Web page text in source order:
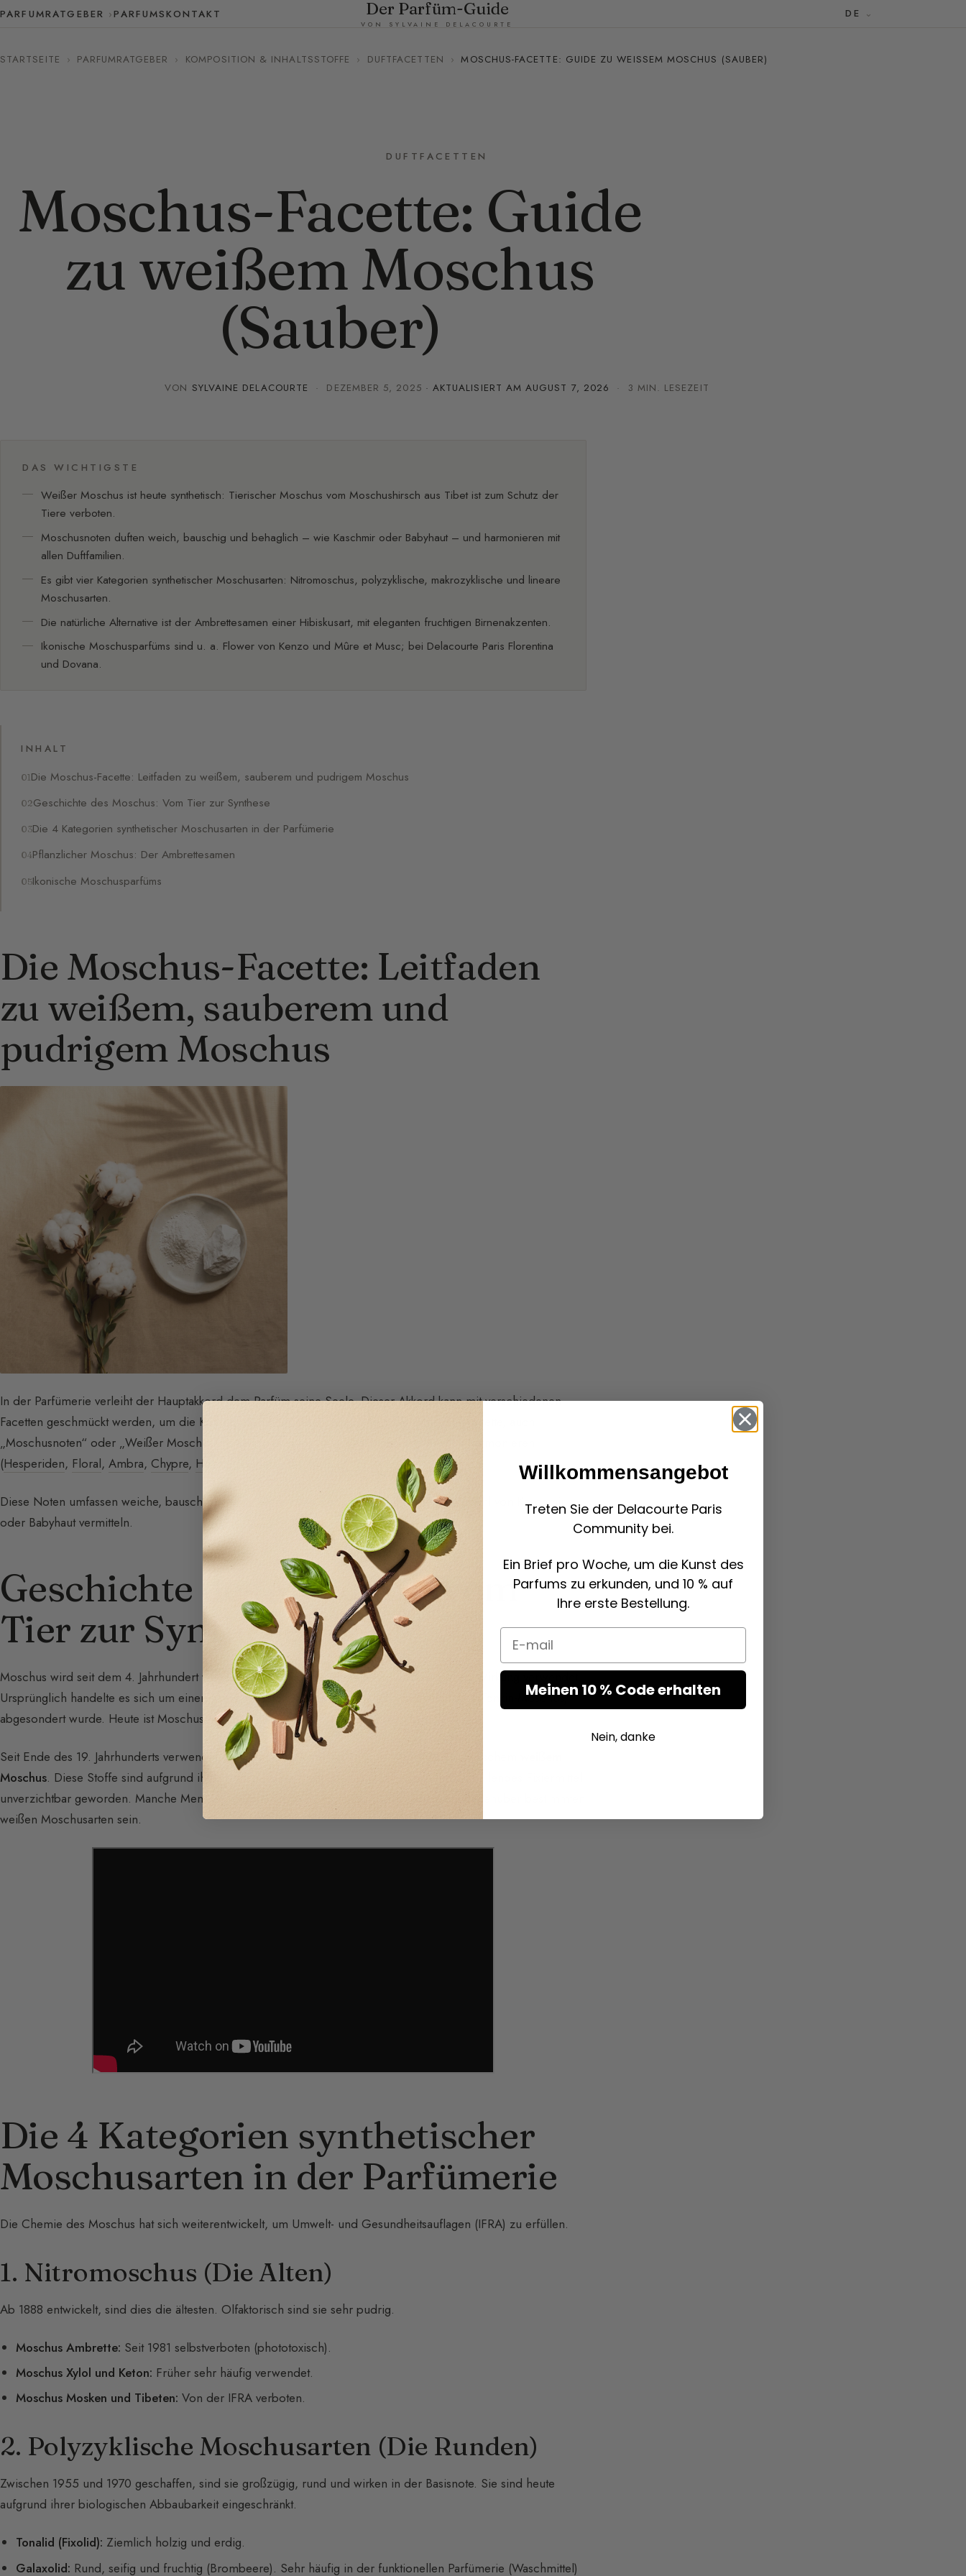
PARFUMRATGEBER PARFUMSKONTAKT Der Parfüm-Guide
VON SYLVAINE DELACOURTE
DE
STARTSEITE › PARFUMRATGEBER › KOMPOSITION & INHALTSSTOFFE › DUFTFACETTEN › MOSCHUS-FACETTE: GUIDE ZU WEISSEM MOSCHUS (SAUBER)
DUFTFACETTEN
Moschus-Facette: Guide
zu weißem Moschus
(Sauber)
VON SYLVAINE DELACOURTE · DEZEMBER 5, 2025 · AKTUALISIERT AMAUGUST 7, 2026 · 3 MIN. LESEZEIT
DAS WICHTIGSTE
Weißer Moschus ist heute synthetisch: Tierischer Moschus vom Moschushirsch aus Tibet ist zum Schutz der
Tiere verboten.
Moschusnoten duften weich, bauschig und behaglich – wie Kaschmir oder Babyhaut – und harmonieren mit
allen Duftfamilien.
Es gibt vier Kategorien synthetischer Moschusarten: Nitromoschus, polyzyklische, makrozyklische und lineare
Moschusarten.
Die natürliche Alternative ist der Ambrettesamen einer Hibiskusart, mit eleganten fruchtigen Birnenakzenten.
Ikonische Moschusparfüms sind u. a. Flower von Kenzo und Mûre et Musc; bei Delacourte Paris Florentina
und Dovana.
INHALT
Die Moschus-Facette: Leitfaden zu weißem, sauberem und pudrigem Moschus
Geschichte des Moschus: Vom Tier zur Synthese
Die 4 Kategorien synthetischer Moschusarten in der Parfümerie
Pflanzlicher Moschus: Der Ambrettesamen
Ikonische Moschusparfüms
Die Moschus-Facette: Leitfaden
zu weißem, sauberem und
pudrigem Moschus
In der Parfümerie verleiht der Hauptakkord dem Parfüm seine Seele. Dieser Akkord kann mit verschiedenen
Facetten geschmückt werden, um die Komposition komplexer zu gestalten. Die Moschus-Facette, auch
„Moschusnoten“ oder „Weißer Moschus“ genannt, kann mit allen olfaktorischen Familien harmonieren
(Hesperiden, Floral, Ambra, Chypre, Holzig
Diese Noten umfassen weiche, bauschige, sehr haltbare und behagliche Düfte, die ein Gefühl von Kaschmir
oder Babyhaut vermitteln.
Geschichte des Moschus: Vom
Tier zur Synthese
Moschus wird seit dem 4. Jahrhundert wegen seiner stimulierenden und aphrodisierenden Wirkung verwendet.
Ursprünglich handelte es sich um einen tierischen Stoff, der vom Moschushirsch aus Tibet (Tonkin-Moschus)
abgesondert wurde. Heute ist Moschus tierischen Ursprungs zum Schutz der Tiere verboten.
Seit Ende des 19. Jahrhunderts verwendet die Parfümerie eine unendliche Vielfalt an synthetischem
Moschus. Diese Stoffe sind aufgrund ihrer Kraft als sinnliches, süchtig machendes und umhüllendes Fixiermittel
unverzichtbar geworden. Manche Menschen können jedoch anosmisch (unempfindlich) gegenüber bestimmten
weißen Moschusarten sein.
Die 4 Kategorien synthetischer
Moschusarten in der Parfümerie
Die Chemie des Moschus hat sich weiterentwickelt, um Umwelt- und Gesundheitsauflagen (IFRA) zu erfüllen.
1. Nitromoschus (Die Alten)
Ab 1888 entwickelt, sind dies die ältesten. Olfaktorisch sind sie sehr pudrig.
Moschus Ambrette: Seit 1981 selbstverboten (phototoxisch).
Moschus Xylol und Keton: Früher sehr häufig verwendet.
Moschus Mosken und Tibeten: Von der IFRA verboten.
2. Polyzyklische Moschusarten (Die Runden)
Zwischen 1955 und 1970 geschaffen, sind sie großzügig, rund und wirken in der Basisnote. Sie sind heute
aufgrund ihrer biologischen Abbaubarkeit eingeschränkt.
Tonalid (Fixolid): Ziemlich holzig und erdig.
Galaxolid: Rund, seifig und fruchtig (Brombeere). Sehr häufig in der funktionellen Parfümerie (Waschmittel)
Willkommensangebot
Treten Sie der Delacourte Paris
Community bei.
Ein Brief pro Woche, um die Kunst des
Parfums zu erkunden, und 10 % auf
Ihre erste Bestellung.
Email
Meinen 10 % Code erhalten
Nein, danke